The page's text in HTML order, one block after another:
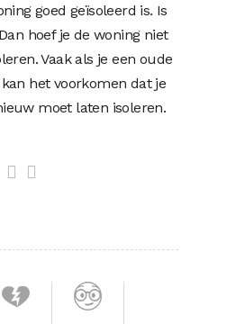
goed geïsoleerd is. Is
hoef je de woning niet
Vaak als je een oude
het voorkomen dat je
moet laten isoleren.